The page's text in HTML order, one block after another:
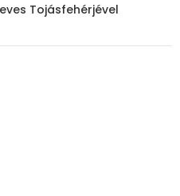
Tojásfehérjével